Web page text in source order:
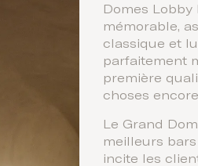
Domes
mémorable,
classique et
parfaitement
première
choses
Le Grand
meilleurs bars
incite les